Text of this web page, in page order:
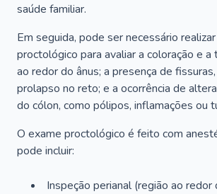
saúde familiar.
Em seguida, pode ser necessário
proctológico para avaliar a coloração e
ao redor do ânus; a presença de
prolapso no reto; e a ocorrência de
do cólon, como pólipos, inflamações ou
O exame proctológico é feito com
pode incluir:
Inspeção perianal (região ao redor